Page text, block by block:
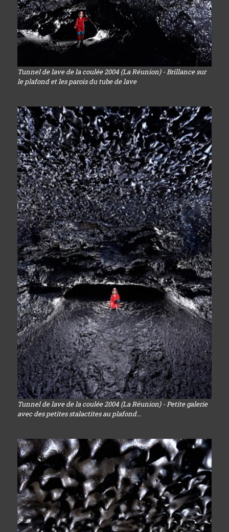
Tunnel de lave de la coulée 2004 (La Réunion) - Brillance sur
le plafond et les parois du tube de lave
Tunnel de lave de la coulée 2004 (La Réunion) - Petite galerie
avec des petites stalactites au plafond...